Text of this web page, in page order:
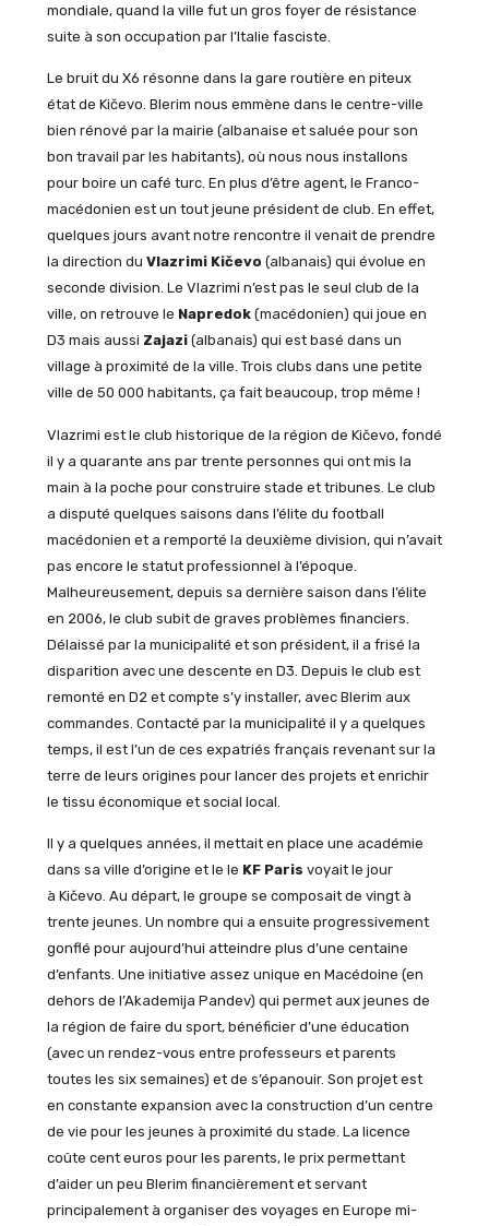
mondiale, quand la ville fut un gros foyer de résistance
suite à son occupation par l’Italie fasciste.
Le bruit du X6 résonne dans la gare routière en piteux
état de Kičevo. Blerim nous emmène dans le centre-ville
bien rénové par la mairie (albanaise et saluée pour son
bon travail par les habitants), où nous nous installons
pour boire un café turc. En plus d’être agent, le Franco-
macédonien est un tout jeune président de club. En effet,
quelques jours avant notre rencontre il venait de prendre
la direction du Vlazrimi Kičevo (albanais) qui évolue en
seconde division. Le Vlazrimi n’est pas le seul club de la
ville, on retrouve le Napredok(macédonien) qui joue en
D3 mais aussi Zajazi(albanais) qui est basé dans un
village à proximité de la ville. Trois clubs dans une petite
ville de 50 000 habitants, ça fait beaucoup, trop même !
Vlazrimi est le club historique de la région de Kičevo, fondé
il y a quarante ans par trente personnes qui ont mis la
main à la poche pour construire stade et tribunes. Le club
a disputé quelques saisons dans l’élite du football
macédonien et a remporté la deuxième division, qui n’avait
pas encore le statut professionnel à l’époque.
Malheureusement, depuis sa dernière saison dans l’élite
en 2006, le club subit de graves problèmes financiers.
Délaissé par la municipalité et son président, il a frisé la
disparition avec une descente en D3. Depuis le club est
remonté en D2 et compte s’y installer, avec Blerim aux
commandes. Contacté par la municipalité il y a quelques
temps, il est l’un de ces expatriés français revenant sur la
terre de leurs origines pour lancer des projets et enrichir
le tissu économique et social local.
Il y a quelques années, il mettait en place une académie
dans sa ville d’origine et le le KF Paris voyait le jour
à Kičevo. Au départ, le groupe se composait de vingt à
trente jeunes. Un nombre qui a ensuite progressivement
gonflé pour aujourd’hui atteindre plus d’une centaine
d’enfants. Une initiative assez unique en Macédoine (en
dehors de l’Akademija Pandev) qui permet aux jeunes de
la région de faire du sport, bénéficier d’une éducation
(avec un rendez-vous entre professeurs et parents
toutes les six semaines) et de s’épanouir. Son projet est
en constante expansion avec la construction d’un centre
de vie pour les jeunes à proximité du stade. La licence
coûte cent euros pour les parents, le prix permettant
d’aider un peu Blerim financièrement et servant
principalement à organiser des voyages en Europe mi-